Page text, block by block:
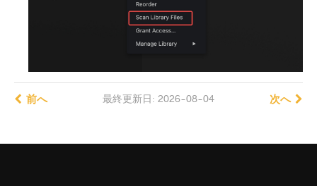
最終更新日: 2026-08-04
前へ 次へ